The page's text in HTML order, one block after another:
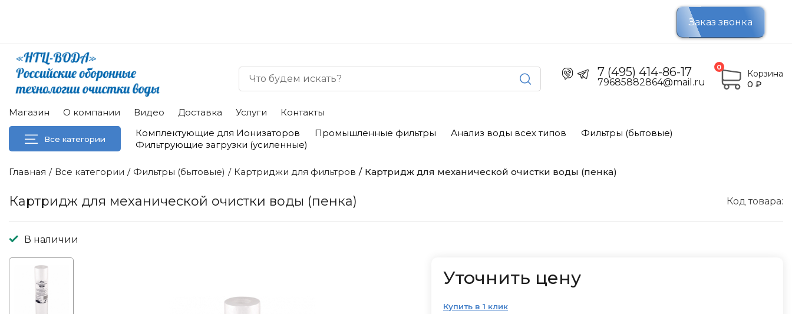
Заказ звонка
7 (495) 414-86-17
79685882864@mail.ru
0
Корзина
0 ₽
Магазин О компании Видео Доставка Услуги Контакты
Все категории
Комплектующие для Ионизаторов Промышленные фильтры Анализ воды всех типов
Фильтры (бытовые)
Фильтрующие загрузки (усиленные)
Главная Все категории Фильтры (бытовые) Картриджи для фильтров Картридж для механической очистки воды (пенка)
Картридж для механической очистки воды (пенка) Код товара:
В наличии
Уточнить цену
Купить в 1 клик